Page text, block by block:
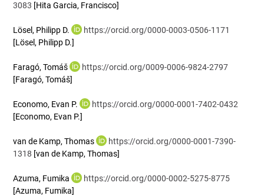
3083 [Hita Garcia, Francisco]
Lösel, Philipp D.
https://orcid.org/0000-0003-0506-1171
[Lösel, Philipp D.]
Faragó, Tomáš
https://orcid.org/0009-0006-9824-2797
[Faragó, Tomáš]
Economo, Evan P.
https://orcid.org/0000-0001-7402-0432
[Economo, Evan P.]
van de Kamp, Thomas
https://orcid.org/0000-0001-7390-
1318 [van de Kamp, Thomas]
Azuma, Fumika
https://orcid.org/0000-0002-5275-8775
[Azuma, Fumika]